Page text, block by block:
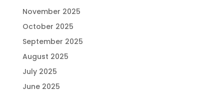
November 2025
October 2025
September 2025
August 2025
July 2025
June 2025